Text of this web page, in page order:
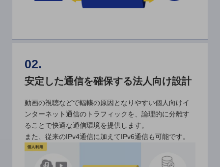
モバイルサービス
端末の一元管理
セキュリティ
運用保守・故障紛失サポート
回線・ネットワーク
お手続き
02.
安定した通信を確保する法人向け設計
動画の視聴などで輻輳の原因となりやすい個人向けイ
ンターネット通信のトラフィックを、論理的に分離す
ることで快適な通信環境を提供します。
また、従来のIPv4通信に加えてIPv6通信も可能です。